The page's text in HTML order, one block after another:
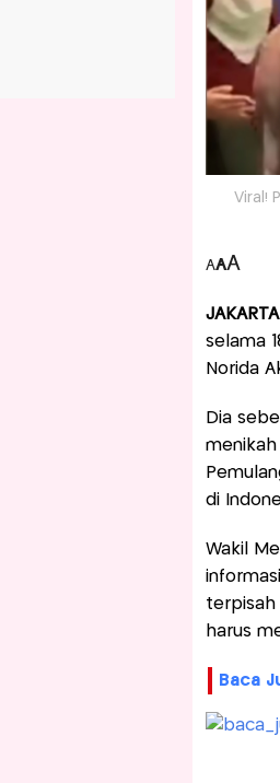
Viral!
AAA
JAKARTA
selama
Norida
Dia
di
Wakil
terpisah
harus
Baca